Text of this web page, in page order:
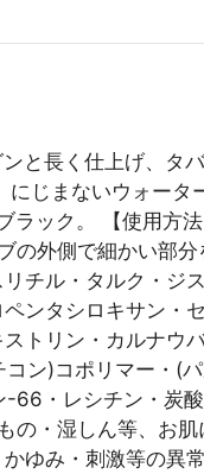
と長く仕上げ、タ
じまないウォータ
ック。 【使用方
の外側で細かい部
チル・タルク・ジ
ンタシロキサン・
トリン・カルナウ
ン)コポリマー・(
・レシチン・炭
の・湿しん等、お
ゆみ・刺激等の異